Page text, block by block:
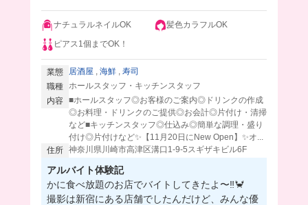
ナチュラルネイルOK
髪色カラフルOK
ピアス1個までOK！
業態 居酒屋 , 海鮮 , 寿司
職種 ホールスタッフ・キッチンスタッフ
内容 ■ホールスタッフ◎お客様のご案内◎ドリンクの作成
◎お料理・ドリンクのご提供◎お会計◎片付け・清掃
など■キッチンスタッフ◎仕込み◎簡単な調理・盛り
付け◎片付けなど✨【11月20日にNew Open】✨オ...
住所 神奈川県川崎市高津区溝口1-9-5スギザキビル6F
アルバイト体験記
かに食べ放題のお店でバイトしてきたよ〜‼️🦀
撮影は新宿にある店舗でしたんだけど、みんな優